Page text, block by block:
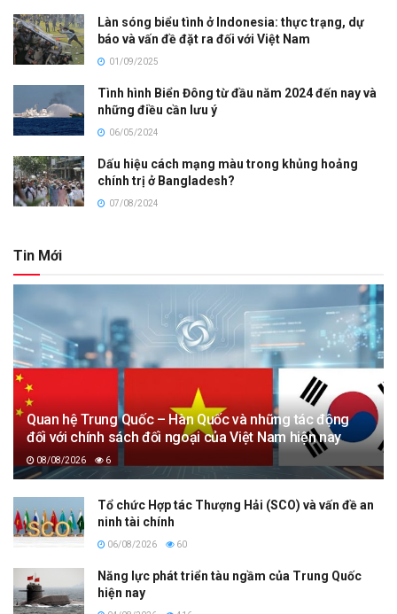
Làn sóng biểu tình ở Indonesia: thực trạng, dự
báo và vấn đề đặt ra đối với Việt Nam
01/09/2025
Tình hình Biển Đông từ đầu năm 2024 đến nay và
những điều cần lưu ý
06/05/2024
Dấu hiệu cách mạng màu trong khủng hoảng
chính trị ở Bangladesh?
07/08/2024
Tin Mới
Quan hệ Trung Quốc – Hàn Quốc và những tác động
đối với chính sách đối ngoại của Việt Nam hiện nay
08/08/2026 6
Tổ chức Hợp tác Thượng Hải (SCO) và vấn đề an
ninh tài chính
06/08/2026 60
Năng lực phát triển tàu ngầm của Trung Quốc
hiện nay